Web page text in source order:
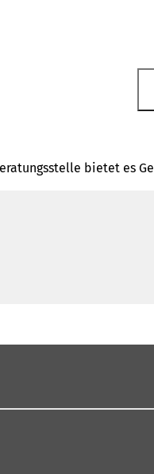
bietet es